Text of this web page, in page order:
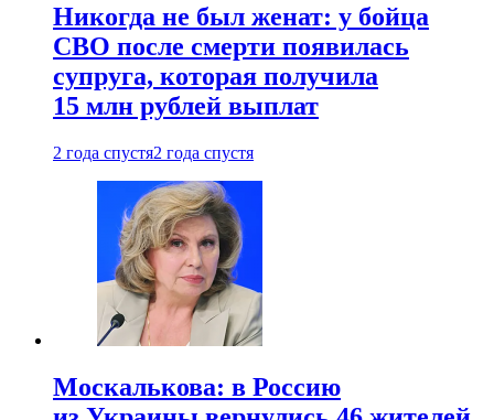
Никогда не был женат: у бойца
СВО после смерти появилась
супруга, которая получила
15 млн рублей выплат
2 года спустя2 года спустя
Москалькова: в Россию